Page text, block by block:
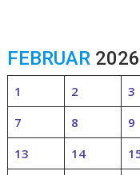
FEBRUAR 2026
1 2 3
7
8 9
13
14